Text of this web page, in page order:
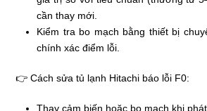
cần thay mới.
Kiểm tra bo mạch bằng thiết bị
chính xác điểm lỗi.
👉 Cách sửa tủ lạnh Hitachi báo lỗi F0:
Thay cảm biến hoặc bo mạch khi